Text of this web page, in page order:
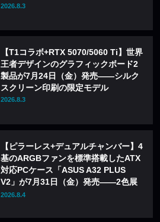
2026.8.3
【T1コラボ+RTX 5070/5060 Ti】世界
王者デザインのグラフィックボード2
製品が7月24日（金）発売——シルク
スクリーン印刷の限定モデル
2026.8.3
【ピラーレス+デュアルチャンバー】4
基のARGBファンを標準搭載したATX
対応PCケース「ASUS A32 PLUS
V2」が7月31日（金）発売——2色展
開
2026.8.4